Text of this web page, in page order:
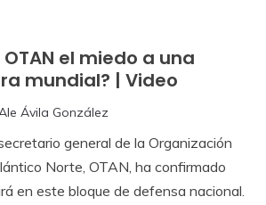
el miedo a una
mundial? | Video
Ávila González
general de la Organización
Norte, OTAN, ha confirmado
en este bloque de defensa nacional.